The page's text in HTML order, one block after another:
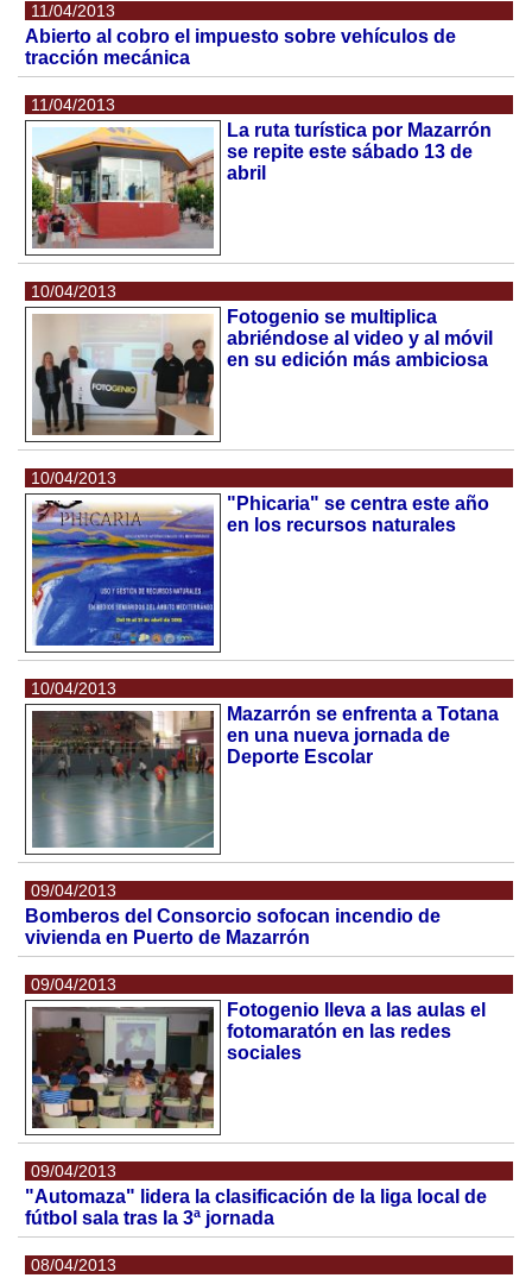
11/04/2013
Abierto al cobro el impuesto sobre vehículos de
tracción mecánica
11/04/2013
La ruta turística por Mazarrón
se repite este sábado 13 de
abril
10/04/2013
Fotogenio se multiplica
abriéndose al video y al móvil
en su edición más ambiciosa
10/04/2013
"Phicaria" se centra este año
en los recursos naturales
10/04/2013
Mazarrón se enfrenta a Totana
en una nueva jornada de
Deporte Escolar
09/04/2013
Bomberos del Consorcio sofocan incendio de
vivienda en Puerto de Mazarrón
09/04/2013
Fotogenio lleva a las aulas el
fotomaratón en las redes
sociales
09/04/2013
"Automaza" lidera la clasificación de la liga local de
fútbol sala tras la 3ª jornada
08/04/2013